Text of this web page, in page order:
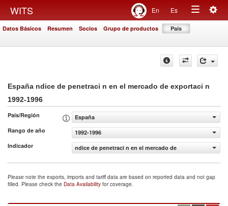
WITS En Es
Toggle
Datos Básicos Resumen Socios Grupo de productos País
España ndice de penetraci n en el mercado de exportaci n
1992-1996
País/Región
España
Rango de año
1992-1996
Indicador
ndice de penetraci n en el mercado de exportaci n
Please note the exports, imports and tariff data are based on reported data and not gap
filled. Please check the Data Availability for coverage.